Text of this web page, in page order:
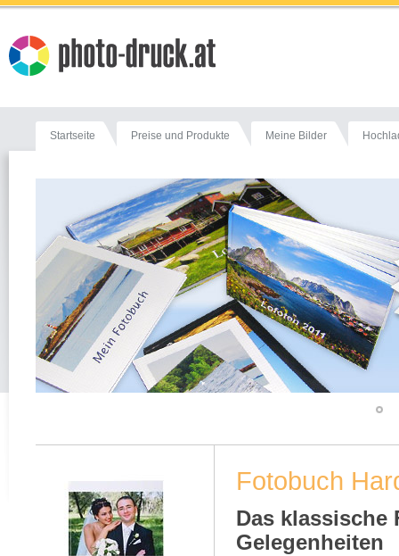
Startseite Preise und Produkte Meine Bilder
Fotobuch
Das klassische
Gelegenheiten